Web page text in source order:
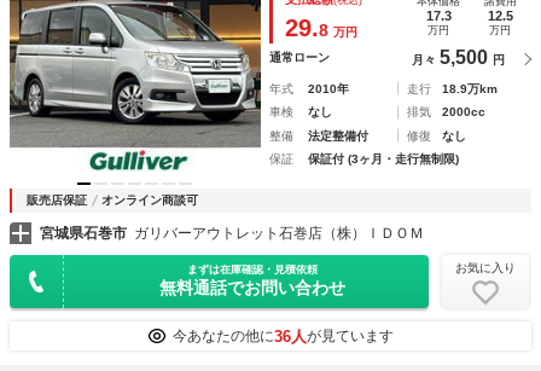
ライト／リモコンキー／アイドリングストップ／アルミホイー
ル
29.8 万円
17.3
万円
12.5
万円
通常ローン 月々 5,500 円
年式 2010年 走行
18.9万km
車検
なし 排気
2000cc
整備
法定整備付 修復
なし
保証
保証付 (3ヶ月・走行無制限)
販売店保証 オンライン商談可
宮城県石巻市 ガリバーアウトレット石巻店（株）ＩＤＯＭ
まずは在庫確認・見積依頼
無料通話でお問い合わせ
お気に入り
今あなたの他に36人が見ています